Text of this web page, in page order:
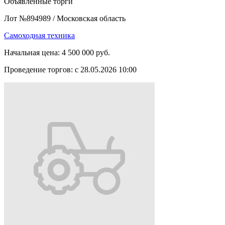
Лот №894989 / Московская область
Самоходная техника
Начальная цена: 4 500 000 руб.
Проведение торгов: с 28.05.2026 10:00